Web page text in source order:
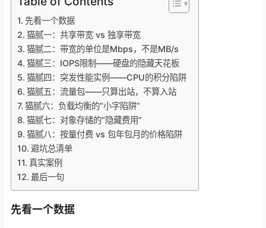
先看一个数据
猫腻一：共享带宽 vs 独享带宽
猫腻二：带宽的单位是Mbps，不是MB/s
猫腻三：IOPS限制——硬盘的隐藏天花板
猫腻四：突发性能实例——CPU的积分陷阱
猫腻五：流量包——只算出站，不算入站
猫腻六：负载均衡的“小字陷阱”
猫腻七：对象存储的“隐藏费用”
猫腻八：按量付费 vs 包年包月的价格陷阱
避坑总清单
真实案例
最后一句
先看一个数据